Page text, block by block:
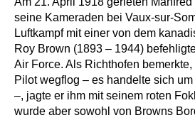
seine Kameraden bei Vaux-sur-
Luftkampf mit einer von dem
Roy Brown (1893 – 1944)
Air Force. Als Richthofen
Pilot wegflog – es handelte sich
–, jagte er ihm mit seinem roten
wurde aber sowohl von Browns